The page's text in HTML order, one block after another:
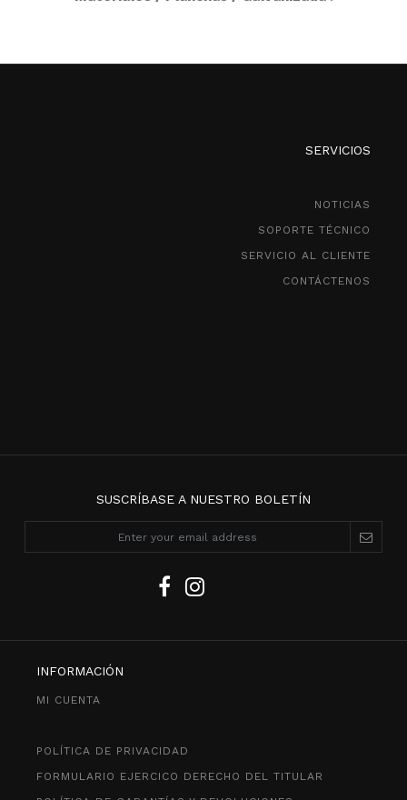
SERVICIOS
NOTICIAS
SOPORTE TÉCNICO
SERVICIO AL CLIENTE
CONTÁCTENOS
SUSCRÍBASE A NUESTRO BOLETÍN
INFORMACIÓN
MI CUENTA
POLÍTICA DE PRIVACIDAD
FORMULARIO EJERCICO DERECHO DEL TITULAR